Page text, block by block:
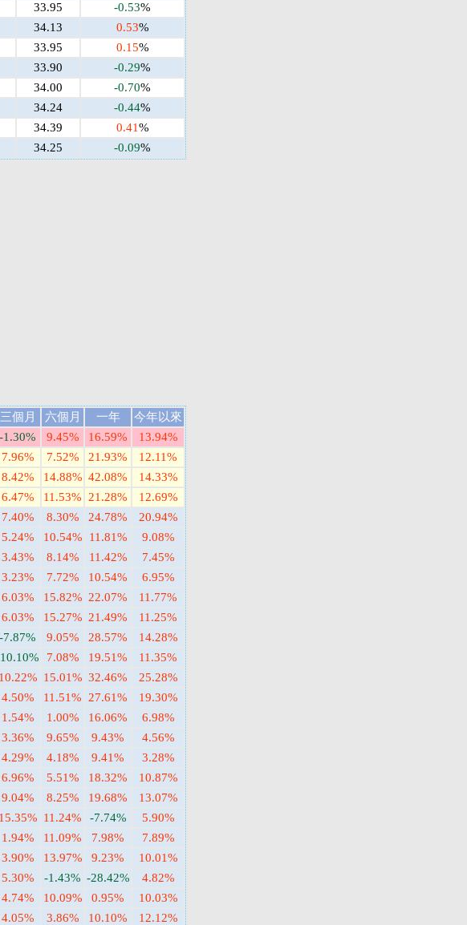
33.95 -0.53%
34.13 0.53%
33.95 0.15%
33.90 -0.29%
34.00 -0.70%
34.24 -0.44%
34.39 0.41%
34.25 -0.09%
三個月 六個月 一年
今年以來
-1.30% 9.45% 16.59%
13.94%
7.96% 7.52% 21.93%
12.11%
8.42% 14.88% 42.08%
14.33%
6.47% 11.53% 21.28%
12.69%
7.40% 8.30% 24.78%
20.94%
5.24% 10.54% 11.81%
9.08%
3.43% 8.14% 11.42%
7.45%
3.23% 7.72% 10.54%
6.95%
6.03% 15.82% 22.07%
11.77%
6.03% 15.27% 21.49%
11.25%
-7.87% 9.05% 28.57%
14.28%
7.08% 19.51%
11.35%
10.22% 15.01% 32.46%
25.28%
4.50% 11.51% 27.61%
19.30%
1.54% 1.00% 16.06%
6.98%
3.36% 9.65% 9.43%
4.56%
4.29% 4.18% 9.41%
3.28%
6.96% 5.51% 18.32%
10.87%
9.04% 8.25% 19.68%
13.07%
15.35% 11.24% -7.74%
5.90%
1.94% 11.09% 7.98%
7.89%
3.90% 13.97% 9.23%
10.01%
5.30% -1.43% -28.42%
4.82%
4.74% 10.09% 0.95%
10.03%
4.05% 3.86% 10.10%
12.12%